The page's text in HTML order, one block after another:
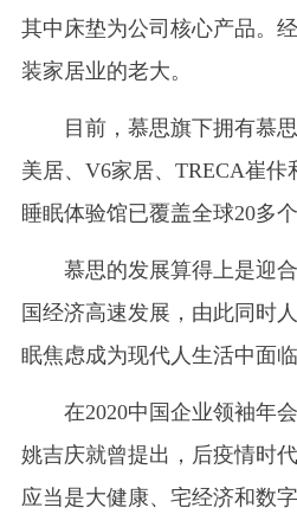
其中床垫为公司核心产品。
装家居业的老大。
目前，慕思旗下拥有慕
美居、V6家居、TRECA崔
睡眠体验馆已覆盖全球20多
慕思的发展算得上是迎
国经济高速发展，由此同时
眠焦虑成为现代人生活中面临
在2020中国企业领袖年
姚吉庆就曾提出，后疫情时
应当是大健康、宅经济和数字